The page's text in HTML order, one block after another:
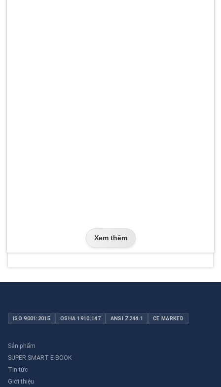
Xem thêm
ISO 9001:2015 OSHA 1910.147 ANSI Z244.1 CE MARKED
Sản phẩm
SUPER SMART E-BOOK
Tin tức
Giới thiệu